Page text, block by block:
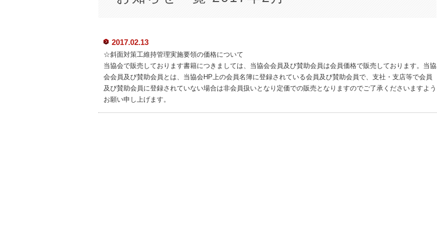
2017.02.13
☆斜面対策工維持管理実施要領の価格について
当協会で販売しております書籍につきましては、当協会会員及び賛助会員は会員価格で販売しております。当協
会会員及び賛助会員とは、当協会HP上の会員名簿に登録されている会員及び賛助会員で、支社・支店等で会員
及び賛助会員に登録されていない場合は非会員扱いとなり定価での販売となりますのでご了承くださいますよう
お願い申し上げます。